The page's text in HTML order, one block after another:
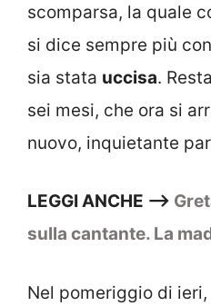
scomparsa, la quale
si dice sempre più
sia stata uccisa.
sei mesi, che ora si
nuovo, inquietante
LEGGI ANCHE –>
sulla cantante. La
Nel pomeriggio di